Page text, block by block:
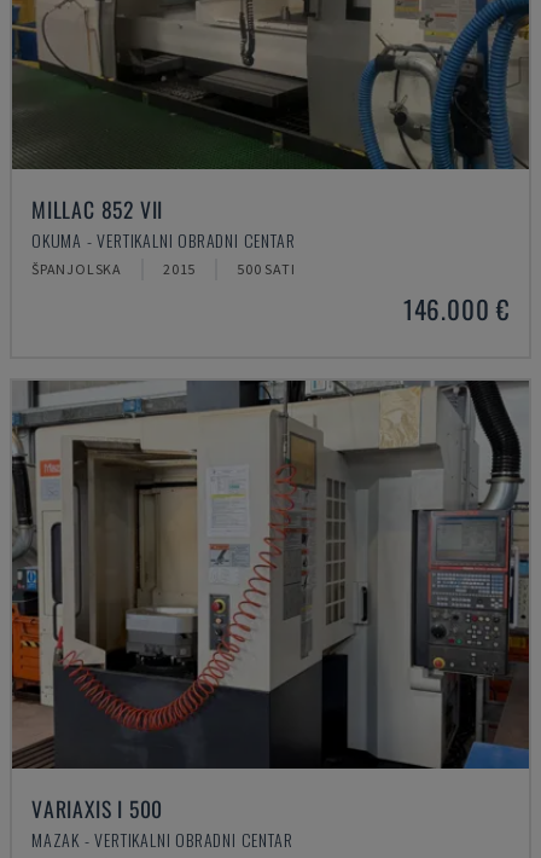
MILLAC 852 VII
OKUMA - VERTIKALNI OBRADNI CENTAR
ŠPANJOLSKA 2015 500 SATI
146.000 €
VARIAXIS I 500
MAZAK - VERTIKALNI OBRADNI CENTAR